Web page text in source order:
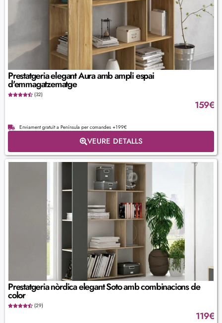
Prestatgeria elegant Aura amb ampli espai
d'emmagatzematge
(32)
159€
Enviament gratuït a Península per comandes +199€
VEURE DETALLS
Prestatgeria nòrdica elegant Soto amb combinacions de
color
(29)
119€